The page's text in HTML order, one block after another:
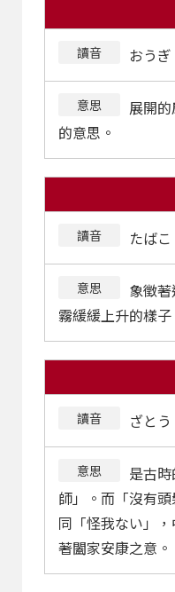
讀音 おうぎ
意思
展開
的意思。
讀音 たばこ
意思
象徵
霧緩緩上升的樣子
讀音 ざとう
意思
是古
師」。而「沒有
同「怪我ない」
著闔家安康之意。